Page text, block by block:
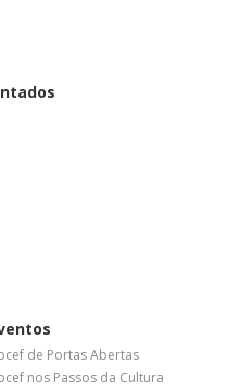
de Portas Abertas
nos Passos da Cultura